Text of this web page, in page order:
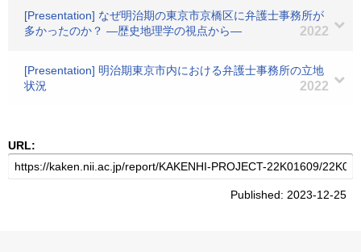
[Presentation] なぜ明治期の東京市京橋区に弁護士事務所が
多かったのか？ ―歴史地理学の視点から―
2022
[Presentation] 明治期東京市内における弁護士事務所の立地
状況
2022
URL:
Published: 2023-12-25